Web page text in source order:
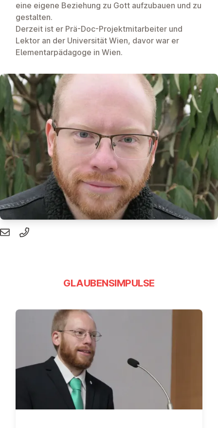
eine eigene Beziehung zu Gott aufzubauen und zu
gestalten.
Derzeit ist er Prä-Doc-Projektmitarbeiter und
Lektor an der Universität Wien, davor war er
Elementarpädagoge in Wien.
GLAUBENSIMPULSE